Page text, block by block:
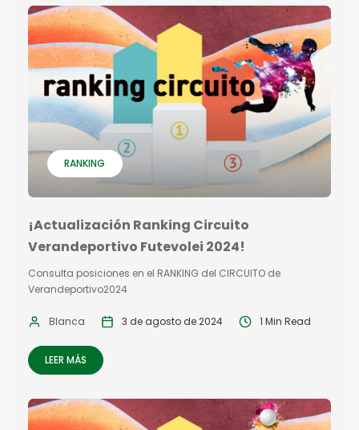
RANKING
¡Actualización Ranking Circuito
Verandeportivo Futevolei 2024!
Consulta posiciones en el RANKING del CIRCUITO de
Verandeportivo2024
Blanca 3 de agosto de 2024 1 Min Read
LEER MÁS